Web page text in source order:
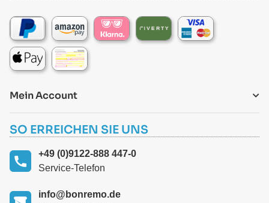
Mein Account
SO ERREICHEN SIE UNS
+49 (0)9122-888 447-0
Service-Telefon
info@bonremo.de